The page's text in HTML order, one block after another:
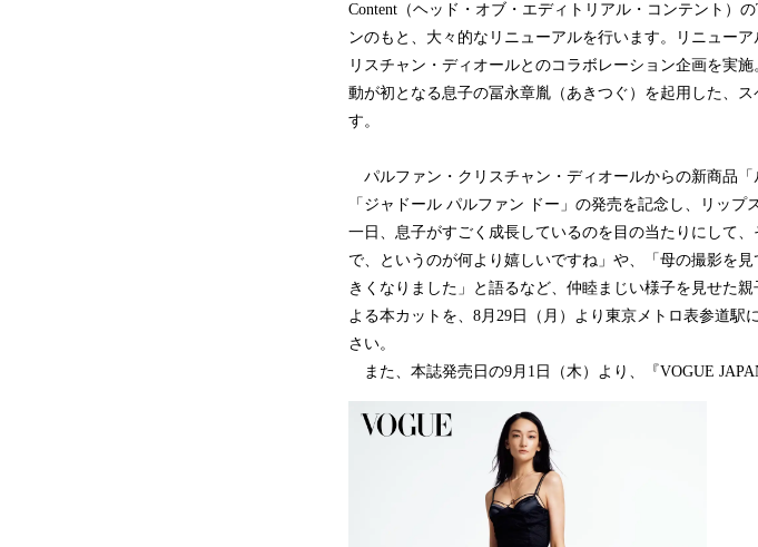
Content（ヘッド・オブ・エディトリアル・コンテント）
ンのもと、大々的なリニューアルを行います。リニュー
リスチャン・ディオールとのコラボレーション企画を実
動が初となる息子の冨永章胤（あきつぐ）を起用した、
す。
パルファン・クリスチャン・ディオールからの新商品
「ジャドール パルファン ドー」の発売を記念し、リッ
一日、息子がすごく成長しているのを目の当たりにして
で、というのが何より嬉しいですね」や、「母の撮影を
きくなりました」と語るなど、仲睦まじい様子を見せた
よる本カットを、8月29日（月）より東京メトロ表参道
さい。
また、本誌発売日の9月1日（木）より、『VOGUE